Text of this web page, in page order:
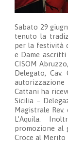
Sabato 29
tenuto la
per la festività
e Dame
CISOM
Delegato,
autorizzazione
Cattani ha
Sicilia –
Magistrale Rev.
L’Aquila.
promozione al
Croce al Merito